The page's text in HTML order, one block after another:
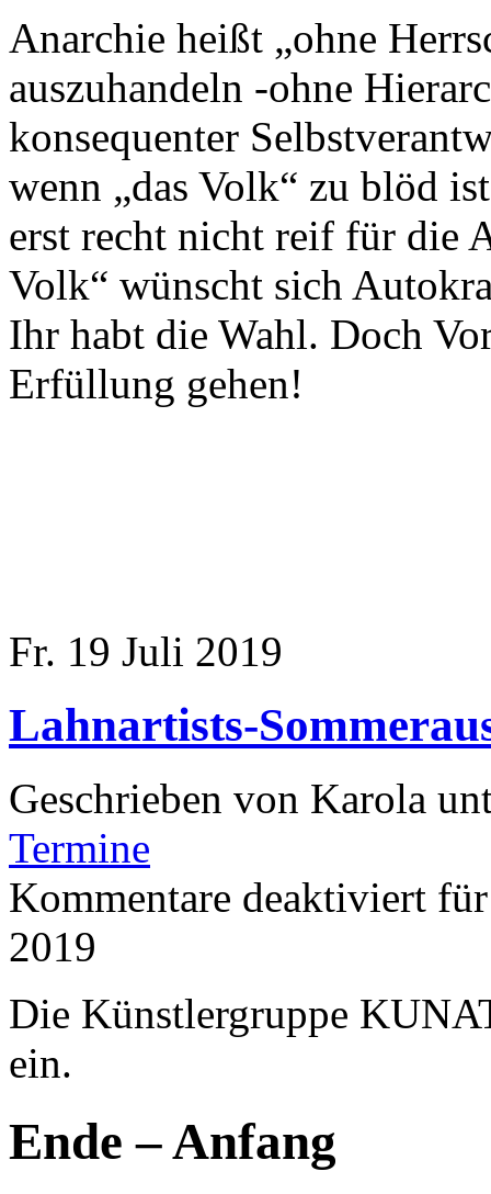
Anarchie heißt „ohne
auszuhandeln -ohne
konsequenter
wenn „das Volk“ zu blöd
erst recht nicht reif für die
Volk“ wünscht sich
Ihr habt die Wahl. Doch
Erfüllung gehen!
Fr. 19 Juli 2019
Lahnartists-
Geschrieben von Karola
Termine
Kommentare deaktiviert
2019
Die Künstlergruppe
ein.
Ende – Anfang